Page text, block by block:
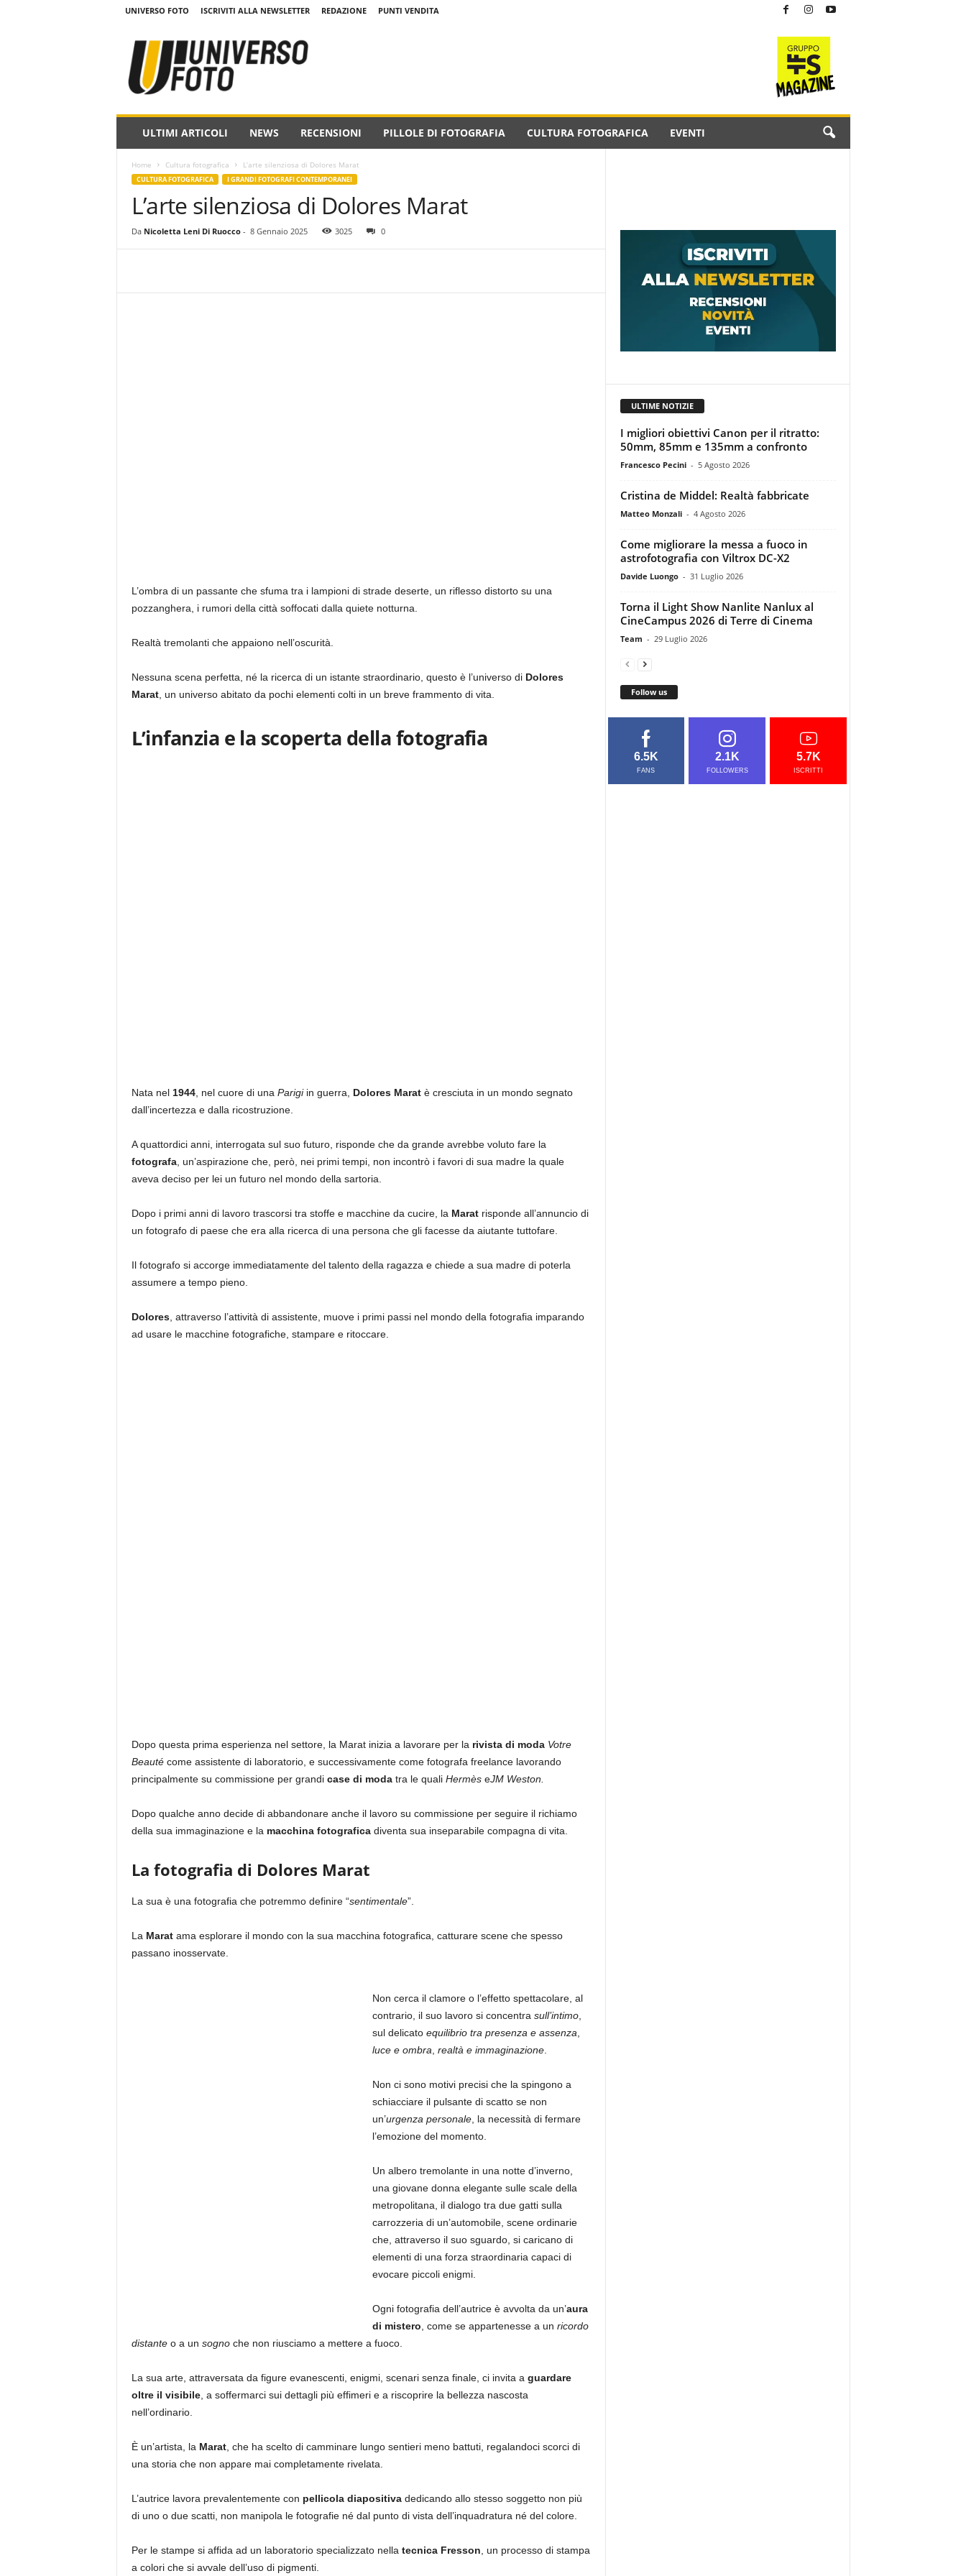
UNIVERSO FOTO ISCRIVITI ALLA NEWSLETTER REDAZIONE PUNTI VENDITA
i
ULTIMI ARTICOLI NEWS RECENSIONI PILLOLE DI FOTOGRAFIA CULTURA FOTOGRAFICA EVENTI
Home Cultura fotografica L’arte silenziosa di Dolores Marat
CULTURA FOTOGRAFICA I GRANDI FOTOGRAFI CONTEMPORANEI
L’arte silenziosa di Dolores Marat
Da Nicoletta Leni Di Ruocco- 8 Gennaio 2025 3025 0
L’ombra di un passante che sfuma tra i lampioni di strade deserte, un riflesso distorto su una
pozzanghera, i rumori della città soffocati dalla quiete notturna.
Realtà tremolanti che appaiono nell’oscurità.
Nessuna scena perfetta, né la ricerca di un istante straordinario, questo è l’universo di Dolores
Marat, un universo abitato da pochi elementi colti in un breve frammento di vita.
L’infanzia e la scoperta della fotografia
Nata nel 1944, nel cuore di una Parigi in guerra, Dolores Marat è cresciuta in un mondo segnato
dall’incertezza e dalla ricostruzione.
A quattordici anni, interrogata sul suo futuro, risponde che da grande avrebbe voluto fare la
fotografa, un’aspirazione che, però, nei primi tempi, non incontrò i favori di sua madre la quale
aveva deciso per lei un futuro nel mondo della sartoria.
Dopo i primi anni di lavoro trascorsi tra stoffe e macchine da cucire, la Marat risponde all’annuncio di
un fotografo di paese che era alla ricerca di una persona che gli facesse da aiutante tuttofare.
Il fotografo si accorge immediatamente del talento della ragazza e chiede a sua madre di poterla
assumere a tempo pieno.
Dolores, attraverso l’attività di assistente, muove i primi passi nel mondo della fotografia imparando
ad usare le macchine fotografiche, stampare e ritoccare.
Dopo questa prima esperienza nel settore, la Marat inizia a lavorare per la rivista di moda Votre
Beautécome assistente di laboratorio, e successivamente come fotografa freelance lavorando
principalmente su commissione per grandi case di modatra le quali Hermès eJM Weston.
Dopo qualche anno decide di abbandonare anche il lavoro su commissione per seguire il richiamo
della sua immaginazione e la macchina fotograficadiventa sua inseparabile compagna di vita.
La fotografia di Dolores Marat
La sua è una fotografia che potremmo definire “sentimentale”.
La Marat ama esplorare il mondo con la sua macchina fotografica, catturare scene che spesso
passano inosservate.
Non cerca il clamore o l’effetto spettacolare, al
contrario, il suo lavoro si concentra sull’intimo,
sul delicato equilibrio tra presenza e assenza
luce e ombra realtà e immaginazione.
Non ci sono motivi precisi che la spingono a
schiacciare il pulsante di scatto se non
un’urgenza personale, la necessità di fermare
l’emozione del momento.
Un albero tremolante in una notte d’inverno,
una giovane donna elegante sulle scale della
metropolitana, il dialogo tra due gatti sulla
carrozzeria di un’automobile, scene ordinarie
che, attraverso il suo sguardo, si caricano di
elementi di una forza straordinaria capaci di
evocare piccoli enigmi.
Ogni fotografia dell’autrice è avvolta da un’aura
di mistero , come se appartenesse a un ricordo
distante o a un sogno che non riusciamo a mettere a fuoco.
La sua arte, attraversata da figure evanescenti, enigmi, scenari senza finale, ci invita a guardare
oltre il visibile, a soffermarci sui dettagli più effimeri e a riscoprire la bellezza nascosta
nell’ordinario.
È un’artista, la Marat, che ha scelto di camminare lungo sentieri meno battuti, regalandoci scorci di
una storia che non appare mai completamente rivelata.
L’autrice lavora prevalentemente con pellicola diapositivadedicando allo stesso soggetto non più
di uno o due scatti, non manipola le fotografie né dal punto di vista dell’inquadratura né del colore.
Per le stampe si affida ad un laboratorio specializzato nella tecnica Fresson , un processo di stampa
a colori che si avvale dell’uso di pigmenti.
ULTIME NOTIZIE
I migliori obiettivi Canon per il ritratto:
50mm, 85mm e 135mm a confronto
Francesco Pecini - 5 Agosto 2026
Cristina de Middel: Realtà fabbricate
Matteo Monzali - 4 Agosto 2026
Come migliorare la messa a fuoco in
astrofotografia con Viltrox DC-X2
Davide Luongo - 31 Luglio 2026
Torna il Light Show Nanlite Nanlux al
CineCampus 2026 di Terre di Cinema
Team - 29 Luglio 2026
Follow us
6.5K
FANS
2.1K
FOLLOWERS
5.7K
ISCRITTI